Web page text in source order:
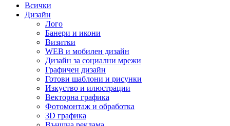
Всички
Дизайн
Лого
Банери и икони
Визитки
WEB и мобилен дизайн
Дизайн за социални мрежи
Графичен дизайн
Готови шаблони и рисунки
Изкуство и илюстрации
Векторна графика
Фотомонтаж и обработка
3D графика